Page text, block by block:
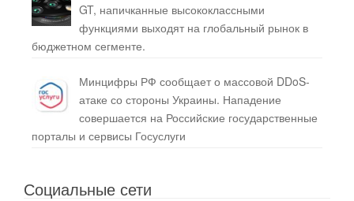
GT, напичканные высококлассными
функциями выходят на глобальный рынок в
бюджетном сегменте.
Минцифры РФ сообщает о массовой DDoS-
атаке со стороны Украины. Нападение
совершается на Российские государственные
порталы и сервисы Госуслуги
Социальные сети